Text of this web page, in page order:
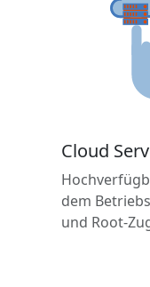
Cloud
dem
und Root-